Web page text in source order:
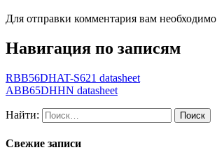
Для отправки комментария вам необходимо
Навигация по записям
RBB56DHAT-S621 datasheet
ABB65DHHN datasheet
Найти:
Свежие записи